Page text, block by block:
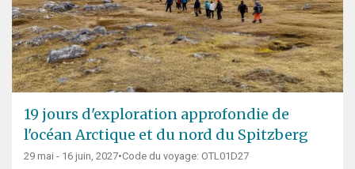
19 jours d'exploration approfondie de
l'océan Arctique et du nord du Spitzberg
29 mai - 16 juin, 2027•Code du voyage: OTL01D27